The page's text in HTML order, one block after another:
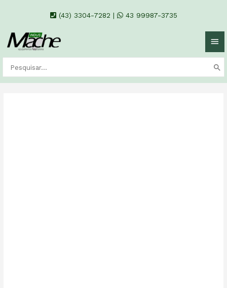
(43) 3304-7282 | 43 99987-3735